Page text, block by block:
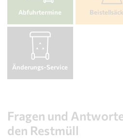
Abfuhrtermine
Änderungs-Service
Fragen und
den Restmüll